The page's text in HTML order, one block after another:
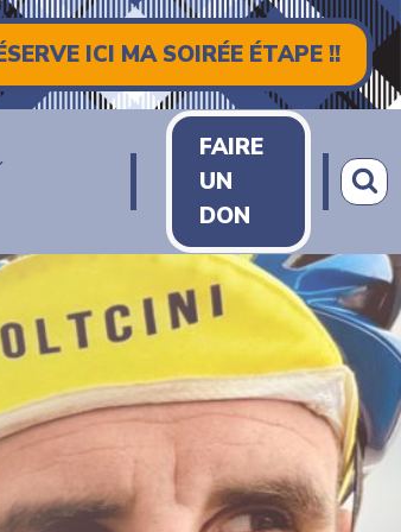
ICI MA SOIRÉE ÉTAPE !!
FAIRE
UN
DON